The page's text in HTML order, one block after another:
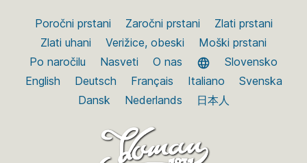
Poročni prstani Zaročni prstani
Zlati prstani
Zlati uhani
Verižice, obeski
Moški prstani
Po naročilu
Nasveti O nas
Slovensko
English
Deutsch Français Italiano
Svenska
Dansk
Nederlands 日本人